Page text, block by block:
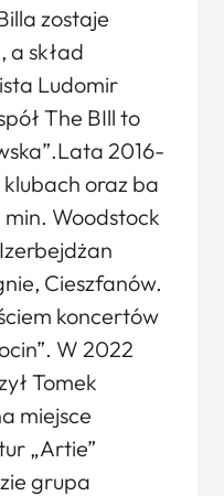
zostaje
a skład
Ludomir
The BIll to
2016-
oraz ba
Woodstock
Cieszfanów.
koncertów
W 2022
Tomek
miejsce
„Artie”
grupa